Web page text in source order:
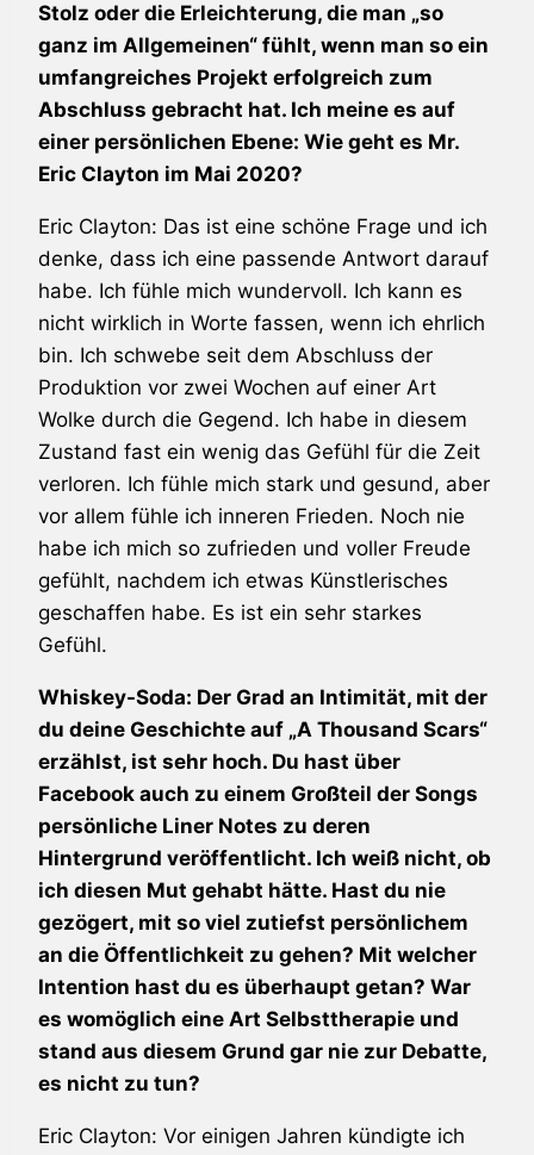
Stolz oder die Erleichterung, die man „so
ganz im Allgemeinen“ fühlt, wenn man so ein
umfangreiches Projekt erfolgreich zum
Abschluss gebracht hat. Ich meine es auf
einer persönlichen Ebene: Wie geht es Mr.
Eric Clayton im Mai 2020?
Eric Clayton: Das ist eine schöne Frage und ich
denke, dass ich eine passende Antwort darauf
habe. Ich fühle mich wundervoll. Ich kann es
nicht wirklich in Worte fassen, wenn ich ehrlich
bin. Ich schwebe seit dem Abschluss der
Produktion vor zwei Wochen auf einer Art
Wolke durch die Gegend. Ich habe in diesem
Zustand fast ein wenig das Gefühl für die Zeit
verloren. Ich fühle mich stark und gesund, aber
vor allem fühle ich inneren Frieden. Noch nie
habe ich mich so zufrieden und voller Freude
gefühlt, nachdem ich etwas Künstlerisches
geschaffen habe. Es ist ein sehr starkes
Gefühl.
Whiskey-Soda: Der Grad an Intimität, mit der
du deine Geschichte auf „A Thousand Scars“
erzählst, ist sehr hoch. Du hast über
Facebook auch zu einem Großteil der Songs
persönliche Liner Notes zu deren
Hintergrund veröffentlicht. Ich weiß nicht, ob
ich diesen Mut gehabt hätte. Hast du nie
gezögert, mit so viel zutiefst persönlichem
an die Öffentlichkeit zu gehen? Mit welcher
Intention hast du es überhaupt getan? War
es womöglich eine Art Selbsttherapie und
stand aus diesem Grund gar nie zur Debatte,
es nicht zu tun?
Eric Clayton: Vor einigen Jahren kündigte ich